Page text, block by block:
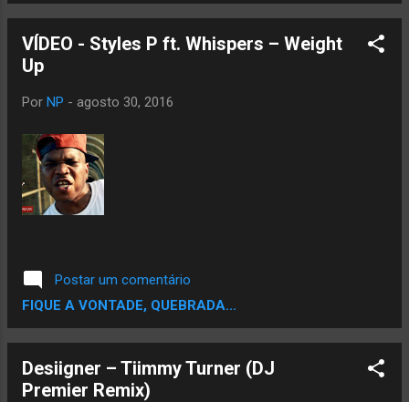
VÍDEO - Styles P ft. Whispers – Weight
Up
Por NP - agosto 30, 2016
Postar um comentário
FIQUE A VONTADE, QUEBRADA...
Desiigner – Tiimmy Turner (DJ
Premier Remix)